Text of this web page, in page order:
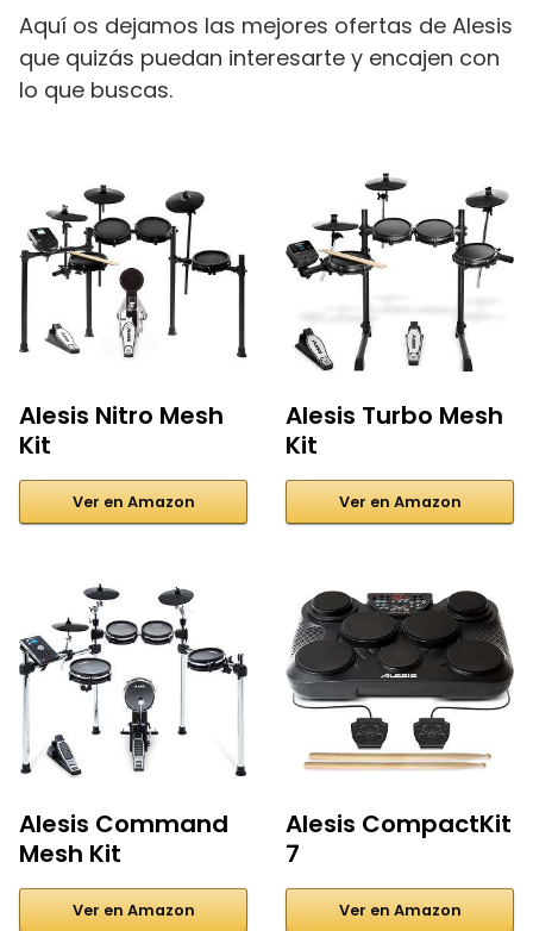
Aquí os dejamos las mejores ofertas de Alesis
que quizás puedan interesarte y encajen con
lo que buscas.
Alesis Nitro Mesh
Kit
Ver en Amazon
Alesis Turbo Mesh
Kit
Ver en Amazon
Alesis Command
Mesh Kit
Ver en Amazon
Alesis CompactKit
7
Ver en Amazon